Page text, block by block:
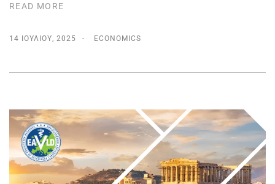
READ MORE
14 ΙΟΥΛΊΟΥ, 2025 ECONOMICS